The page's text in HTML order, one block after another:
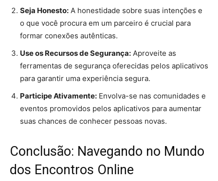
Seja Honesto: A honestidade sobre suas intenções e
o que você procura em um parceiro é crucial para
formar conexões autênticas.
Use os Recursos de Segurança: Aproveite as
ferramentas de segurança oferecidas pelos aplicativos
para garantir uma experiência segura.
Participe Ativamente: Envolva-se nas comunidades e
eventos promovidos pelos aplicativos para aumentar
suas chances de conhecer pessoas novas.
Conclusão: Navegando no Mundo
dos Encontros Online